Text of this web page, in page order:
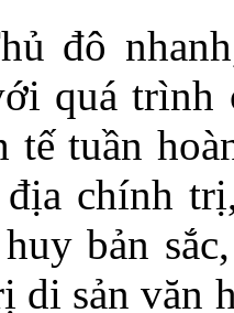
đô
quá trình
tế tuần
chính
bản
di sản văn